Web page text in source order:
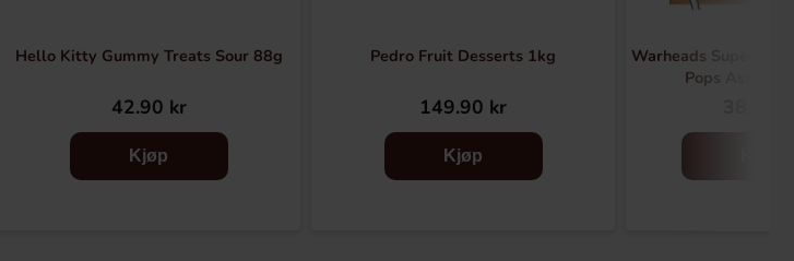
Hello Kitty Gummy Treats Sour 88g
42.90 kr
Kjøp
Pedro Fruit Desserts 1kg
149.90 kr
Kjøp
Warheads Super
Pops